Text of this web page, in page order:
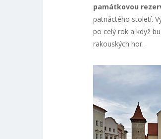
památkovou
patnáctého století.
po celý rok a když
rakouských hor.